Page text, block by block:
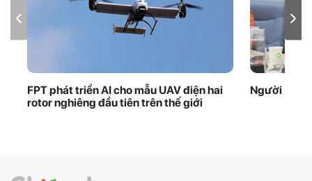
FPT phát triển AI cho mẫu UAV điện hai
rotor nghiêng đầu tiên trên thế giới
Người ‘giữ